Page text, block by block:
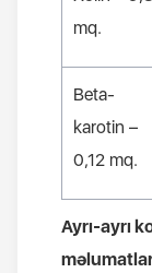
mq.
Beta-
karotin –
0,12 mq.
Ayrı-ayrı